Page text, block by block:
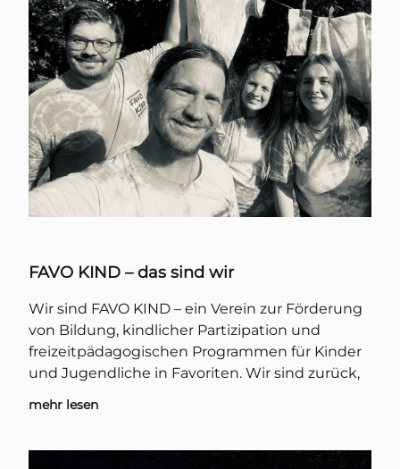
FAVO KIND – das sind wir
Wir sind FAVO KIND – ein Verein zur Förderung
von Bildung, kindlicher Partizipation und
freizeitpädagogischen Programmen für Kinder
und Jugendliche in Favoriten. Wir sind zurück,
mehr lesen